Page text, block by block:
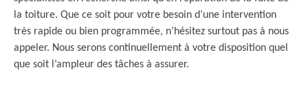
la toiture. Que ce soit pour votre besoin d’une intervention
très rapide ou bien programmée, n’hésitez surtout pas à nous
appeler. Nous serons continuellement à votre disposition quel
que soit l’ampleur des tâches à assurer.